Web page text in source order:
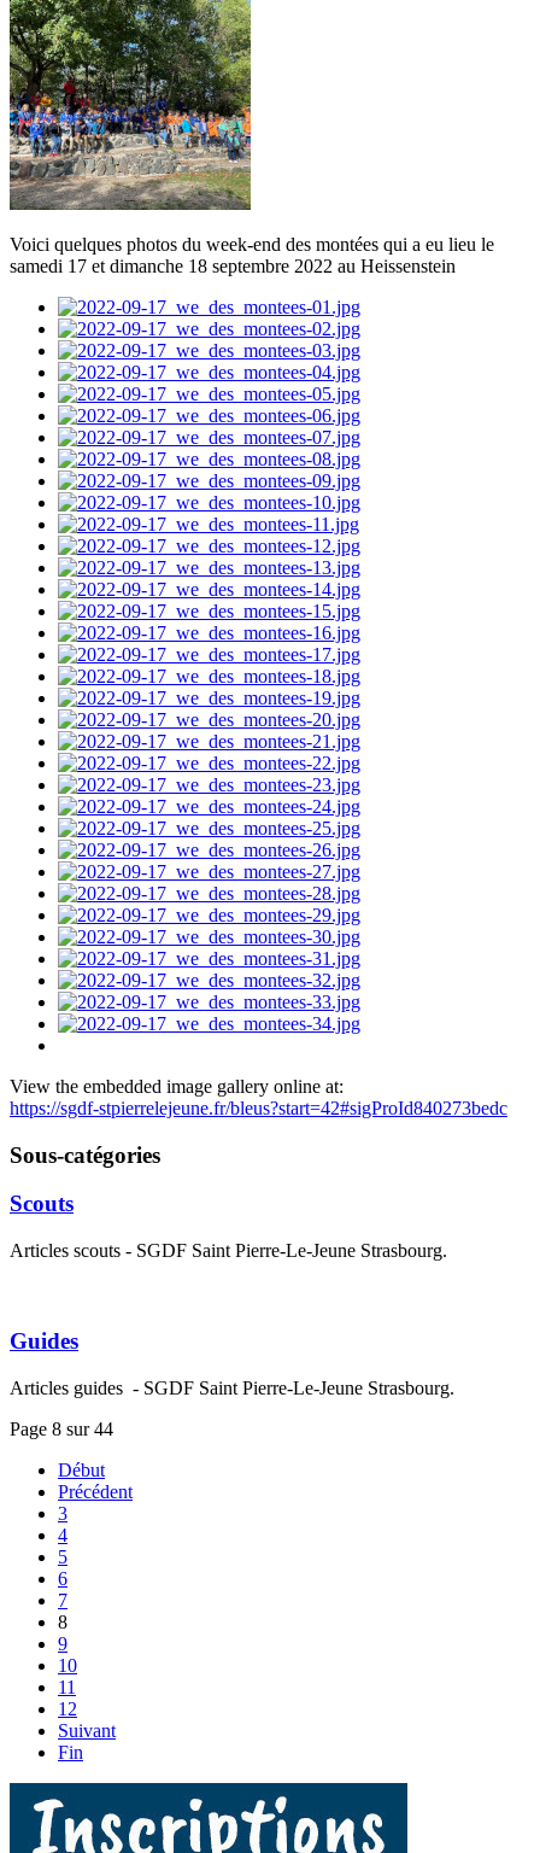
Voici quelques photos du week-end des montées qui a eu lieu le
samedi 17 et dimanche 18 septembre 2022 au Heissenstein
View the embedded image gallery online at:
https://sgdf-stpierrelejeune.fr/bleus?start=42#sigProId840273bedc
Sous-catégories
Scouts
Articles scouts - SGDF Saint Pierre-Le-Jeune Strasbourg.
Guides
Articles guides - SGDF Saint Pierre-Le-Jeune Strasbourg.
Page 8 sur 44
Début
Précédent
3
4
5
6
7
8
9
10
11
12
Suivant
Fin